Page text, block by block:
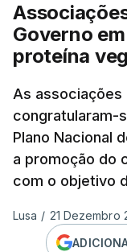
Governo
proteína
As associações
congratularam-
Plano Nacional
a promoção do
com o objetivo
Lusa / 21 Dezembro